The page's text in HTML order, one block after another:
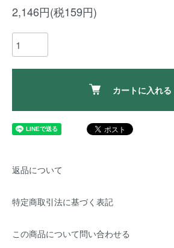
2,146円(税159円)
カートに入れる
返品について
特定商取引法に基づく表記
この商品について問い合わせる